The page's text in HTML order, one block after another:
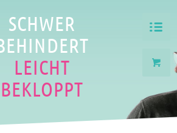
SCHWER
LEICHT
BEKLOPPT